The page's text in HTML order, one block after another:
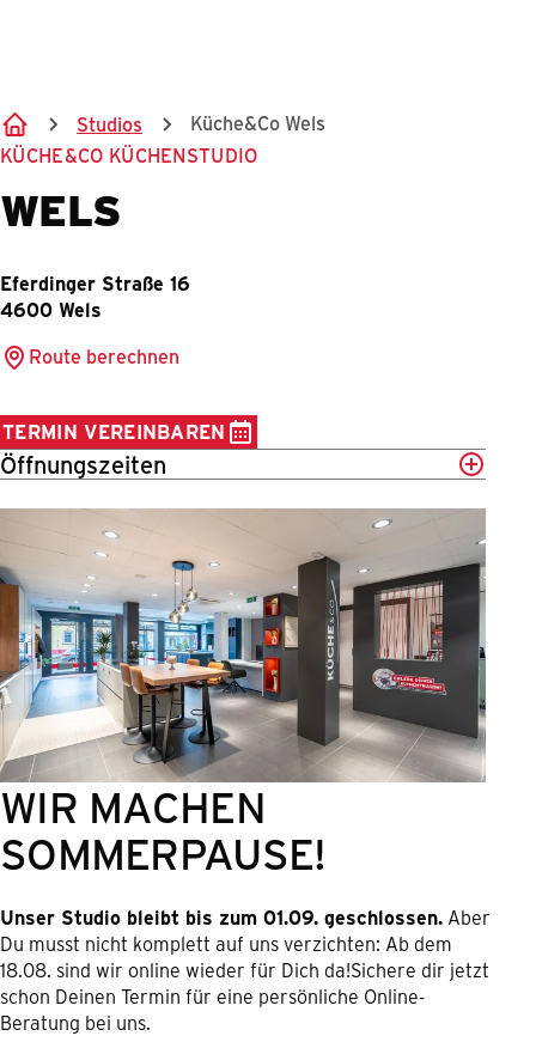
Studios
Küche&Co Wels
KÜCHE&CO KÜCHENSTUDIO
WELS
Eferdinger Straße 16
4600 Wels
Route berechnen
TERMIN VEREINBAREN
Öffnungszeiten
WIR MACHEN
SOMMERPAUSE!
Unser Studio bleibt bis zum 01.09. geschlossen. Aber
Du musst nicht komplett auf uns verzichten: Ab dem
18.08. sind wir online wieder für Dich da!Sichere dir jetzt
schon Deinen Termin für eine persönliche Online-
Beratung bei uns.